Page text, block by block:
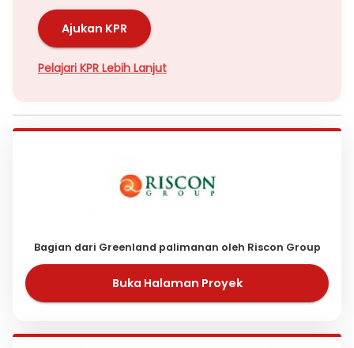
Ajukan KPR
Pelajari KPR Lebih Lanjut
Bagian dari Greenland palimanan oleh Riscon Group
Buka Halaman Proyek